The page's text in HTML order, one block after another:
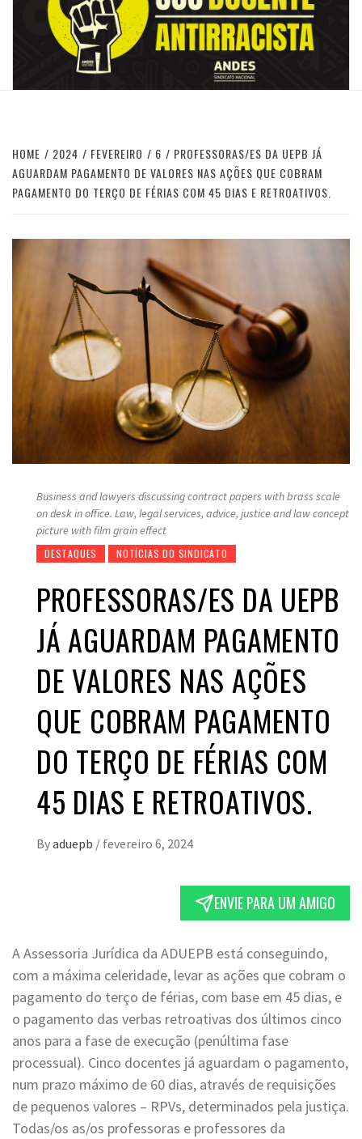
HOME 2024 FEVEREIRO 6
PROFESSORAS/ES DA UEPB JÁ
AGUARDAM PAGAMENTO DE VALORES NAS AÇÕES QUE COBRAM
PAGAMENTO DO TERÇO DE FÉRIAS COM 45 DIAS E RETROATIVOS.
Business and lawyers discussing contract papers with brass scale
on desk in office. Law, legal services, advice, justice and law concept
picture with film grain effect
DESTAQUES NOTÍCIAS DO SINDICATO
PROFESSORAS/ES DA UEPB
JÁ AGUARDAM PAGAMENTO
DE VALORES NAS AÇÕES
QUE COBRAM PAGAMENTO
DO TERÇO DE FÉRIAS COM
45 DIAS E RETROATIVOS.
Byaduepb / fevereiro 6, 2024
ENVIE PARA UM AMIGO
A Assessoria Jurídica da ADUEPB está conseguindo,
com a máxima celeridade, levar as ações que cobram o
pagamento do terço de férias, com base em 45 dias, e
o pagamento das verbas retroativas dos últimos cinco
anos para a fase de execução (penúltima fase
processual). Cinco docentes já aguardam o pagamento,
num prazo máximo de 60 dias, através de requisições
de pequenos valores – RPVs, determinados pela justiça.
Todas/os as/os professoras e professores da